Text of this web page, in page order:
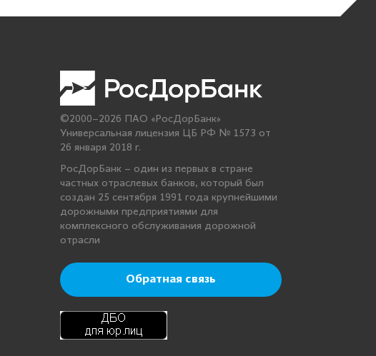
©2000–2026 ПАО «РосДорБанк»
Универсальная лицензия ЦБ РФ № 1573 от
26 января 2018 г.
РосДорБанк – один из первых в стране
частных отраслевых банков, который был
создан 25 сентября 1991 года крупнейшими
дорожными предприятиями для
комплексного обслуживания дорожной
отрасли
Обратная связь